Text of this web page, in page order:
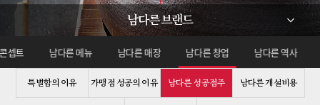
남다른 브랜드
셉트 남다른 메뉴 남다른 매장 남다른 창업 남다른 역사
특별함의 이유 가맹점 성공의 이유 남다른 성공점주 남다른 개설비용